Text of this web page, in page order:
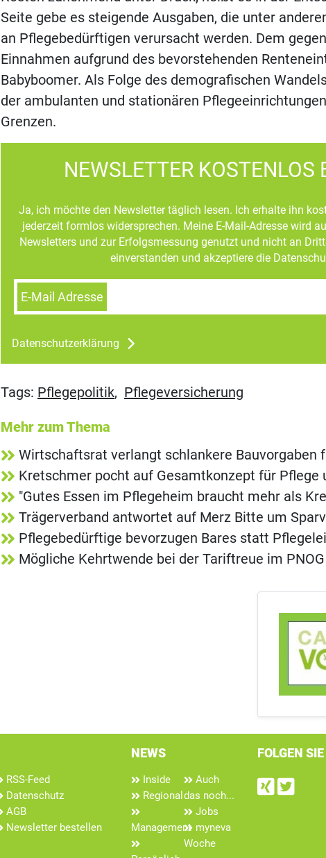
Seite gebe es steigende Ausgaben, die unter
an Pflegebedürftigen verursacht werden. Dem
Einnahmen aufgrund des bevorstehenden
Babyboomer. Als Folge des demografischen
der ambulanten und stationären
Grenzen.
NEWSLETTER KOSTENLOS
Ja, ich möchte den Newsletter täglich lesen. Ich erhalte ihn
jederzeit formlos widersprechen. Meine E-Mail-Adresse wird
Newsletters und zur Erfolgsmessung genutzt und nicht an
einverstanden und akzeptiere die
E-Mail Adresse
Datenschutzerklärung
Tags: Pflegepolitik, Pflegeversicherung
Mehr zum Thema
Wirtschaftsrat verlangt schlankere Bauvorgaben
Kretschmer pocht auf Gesamtkonzept für Pflege
"Gutes Essen im Pflegeheim braucht mehr als
Trägerverband antwortet auf Merz Bitte um
Pflegebedürftige bevorzugen Bares statt
Mögliche Kehrtwende bei der Tariftreue im PNOG
RSS-Feed
Datenschutz
AGB
Newsletter bestellen
NEWS
Inside
Regional
Management
Auch
das noch...
Jobs
myneva
Woche
FOLGEN
Find